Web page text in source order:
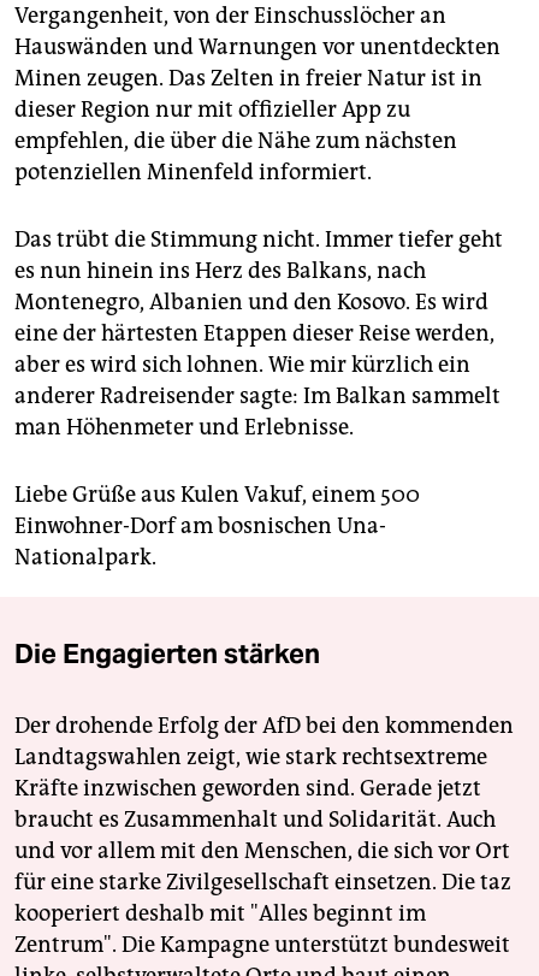
Vergangenheit, von der Einschusslöcher an
Hauswänden und Warnungen vor unentdeckten
Minen zeugen. Das Zelten in freier Natur ist in
dieser Region nur mit offizieller App zu
empfehlen, die über die Nähe zum nächsten
potenziellen Minenfeld informiert.
Das trübt die Stimmung nicht. Immer tiefer geht
es nun hinein ins Herz des Balkans, nach
Montenegro, Albanien und den Kosovo. Es wird
eine der härtesten Etappen dieser Reise werden,
aber es wird sich lohnen. Wie mir kürzlich ein
anderer Radreisender sagte: Im Balkan sammelt
man Höhenmeter und Erlebnisse.
Liebe Grüße aus Kulen Vakuf, einem 500
Einwohner-Dorf am bosnischen Una-
Nationalpark.
Die Engagierten stärken
Der drohende Erfolg der AfD bei den kommenden
Landtagswahlen zeigt, wie stark rechtsextreme
Kräfte inzwischen geworden sind. Gerade jetzt
braucht es Zusammenhalt und Solidarität. Auch
und vor allem mit den Menschen, die sich vor Ort
für eine starke Zivilgesellschaft einsetzen. Die taz
kooperiert deshalb mit "Alles beginnt im
Zentrum". Die Kampagne unterstützt bundesweit